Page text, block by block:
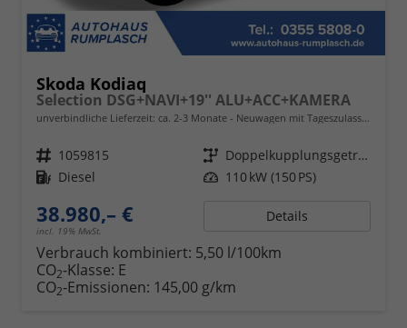
Skoda Kodiaq
Selection DSG+NAVI+19'' ALU+ACC+KAMERA
unverbindliche Lieferzeit: ca. 2-3 Monate Neuwagen mit Tageszulassung
Fahrzeugnr. 1059815 Getriebe
Doppelkupplungsgetriebe (DSG)
Kraftstoff Diesel Leistung 110 kW (150 PS)
38.980,– €
incl. 19% MwSt.
Details
Verbrauch kombiniert: 5,50 l/100km
CO2-Klasse: E
CO2-Emissionen: 145,00 g/km